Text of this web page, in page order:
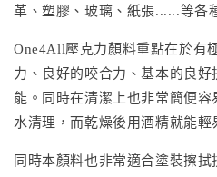
革、塑膠、玻璃、紙張......等各
One4All壓克力顏料重點在於有
力、良好的咬合力、基本的良
能。同時在清潔上也非常簡便
水清理，而乾燥後用酒精就能輕
同時本顏料也非常適合塗裝擦